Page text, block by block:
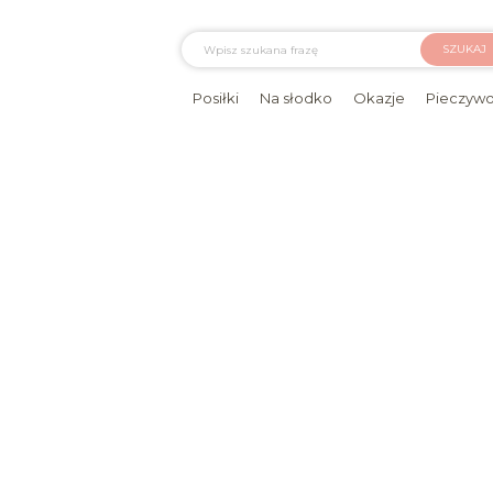
SZUKAJ
Posiłki Na słodko Okazje